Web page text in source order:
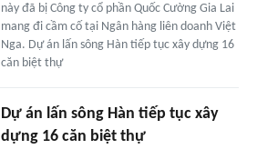
này đã bị Công ty cổ phần Quốc Cường Gia Lai
mang đi cầm cố tại Ngân hàng liên doanh Việt
Nga. Dự án lấn sông Hàn tiếp tục xây dựng 16
căn biệt thự
Dự án lấn sông Hàn tiếp tục xây
dựng 16 căn biệt thự